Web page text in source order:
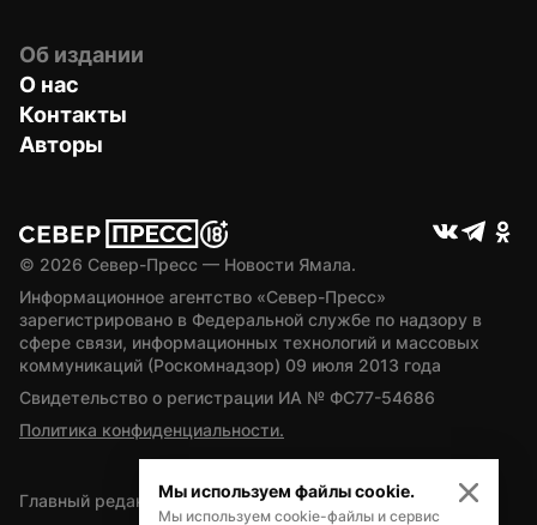
Об издании
О нас
Контакты
Авторы
© 2026 Север-Пресс — Новости Ямала.
Информационное агентство «Север-Пресс»
зарегистрировано в Федеральной службе по надзору в
сфере связи, информационных технологий и массовых
коммуникаций (Роскомнадзор) 09 июля 2013 года
Свидетельство о регистрации ИА № ФС77-54686
Политика конфиденциальности.
Главный редактор — А.Л. Поздеев
Мы используем файлы cookie.
Мы используем cookie-файлы и сервис